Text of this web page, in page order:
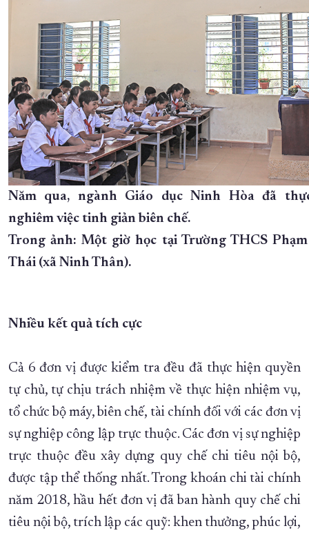
Năm qua, ngành Giáo dục Ninh Hòa đã
nghiêm việc tinh giản biên chế.
Trong ảnh: Một giờ học tại Trường THCS
Thái (xã Ninh Thân).
Nhiều kết quả tích cực
Cả 6 đơn vị được kiểm tra đều đã thực hiện quyền
tự chủ, tự chịu trách nhiệm về thực hiện nhiệm vụ,
tổ chức bộ máy, biên chế, tài chính đối với các đơn vị
sự nghiệp công lập trực thuộc. Các đơn vị sự nghiệp
trực thuộc đều xây dựng quy chế chi tiêu nội bộ,
được tập thể thống nhất. Trong khoán chi tài chính
năm 2018, hầu hết đơn vị đã ban hành quy chế chi
tiêu nội bộ, trích lập các quỹ: khen thưởng, phúc lợi,